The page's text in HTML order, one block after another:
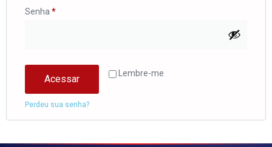
Senha *
Lembre-me
Acessar
Perdeu sua senha?